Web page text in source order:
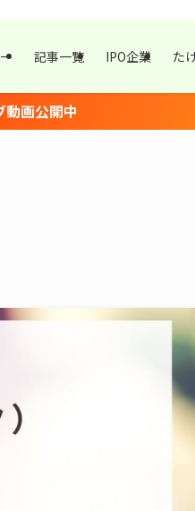
記事一覧 IPO企業 た
動画公開中